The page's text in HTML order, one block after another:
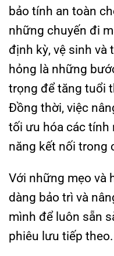
bảo tính an toàn
những chuyến đi
định kỳ, vệ sinh và
hỏng là những
trọng để tăng tuổi
Đồng thời, việc
tối ưu hóa các tính
năng kết nối trong
Với những mẹo và
dàng bảo trì và
mình để luôn sẵn
phiêu lưu tiếp theo.